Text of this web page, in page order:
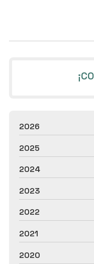
Teijo estamos
de memoria y
2026
2025
2024
2023
2022
2021
2020